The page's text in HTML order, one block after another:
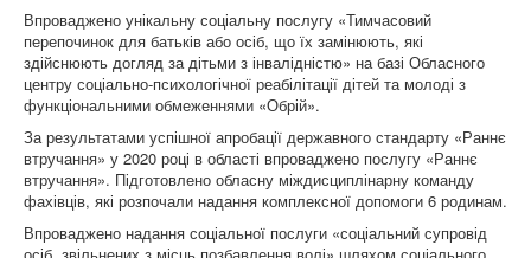
Впроваджено унікальну соціальну послугу «Тимчасовий
перепочинок для батьків або осіб, що їх замінюють, які
здійснюють догляд за дітьми з інвалідністю» на базі Обласного
центру соціально-психологічної реабілітації дітей та молоді з
функціональними обмеженнями «Обрій».
За результатами успішної апробації державного стандарту «Раннє
втручання» у 2020 році в області впроваджено послугу «Раннє
втручання». Підготовлено обласну міждисциплінарну команду
фахівців, які розпочали надання комплексної допомоги 6 родинам.
Впроваджено надання соціальної послуги «соціальний супровід